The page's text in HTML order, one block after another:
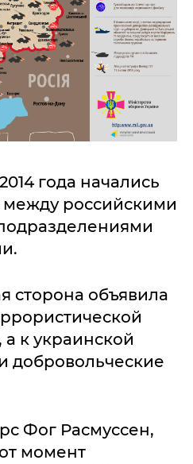
года начались
между российскими
сторона объявила
к украинской
добровольческие
Фог Расмуссен,
момент